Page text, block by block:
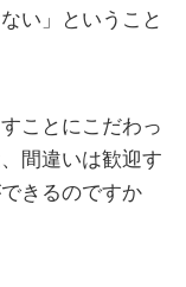
い」ということ
ことにこだわっ
間違いは歓迎す
きるのですか